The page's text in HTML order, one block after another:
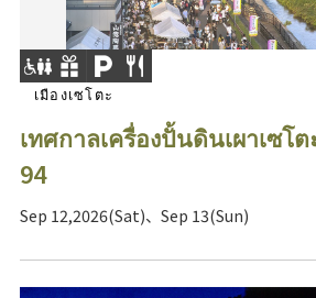
เมืองเซโตะ
เทศกาลเครื่องปั้นดินเผาเซโ
94
Sep 12,2026(Sat)、Sep 13(Sun)